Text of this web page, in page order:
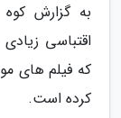
به گزارش
اقتباسی
که فیلم های
کرده است.